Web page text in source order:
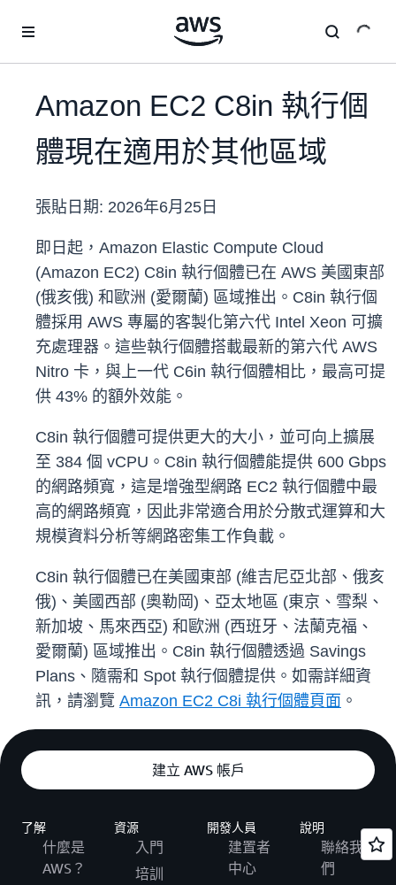
Amazon EC2 C8in 執行個
體現在適用於其他區域
張貼日期: 2026年6月25日
即日起，Amazon Elastic Compute Cloud
(Amazon EC2) C8in 執行個體已在 AWS 美國東部
(俄亥俄) 和歐洲 (愛爾蘭) 區域推出。C8in 執行個
體採用 AWS 專屬的客製化第六代 Intel Xeon 可擴
充處理器。這些執行個體搭載最新的第六代 AWS
Nitro 卡，與上一代 C6in 執行個體相比，最高可提
供 43% 的額外效能。
C8in 執行個體可提供更大的大小，並可向上擴展
至 384 個 vCPU。C8in 執行個體能提供 600 Gbps
的網路頻寬，這是增強型網路 EC2 執行個體中最
高的網路頻寬，因此非常適合用於分散式運算和大
規模資料分析等網路密集工作負載。
C8in 執行個體已在美國東部 (維吉尼亞北部、俄亥
俄)、美國西部 (奧勒岡)、亞太地區 (東京、雪梨、
新加坡、馬來西亞) 和歐洲 (西班牙、法蘭克福、
愛爾蘭) 區域推出。C8in 執行個體透過 Savings
Plans、隨需和 Spot 執行個體提供。如需詳細資
訊，請瀏覽 Amazon EC2 C8i 執行個體頁面 。
建立 AWS 帳戶
了解
什麼是
AWS？
資源
入門
培訓
開發人員
建置者
中心
說明
聯絡我
們